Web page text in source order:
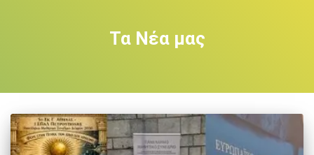
Τα Νέα μας